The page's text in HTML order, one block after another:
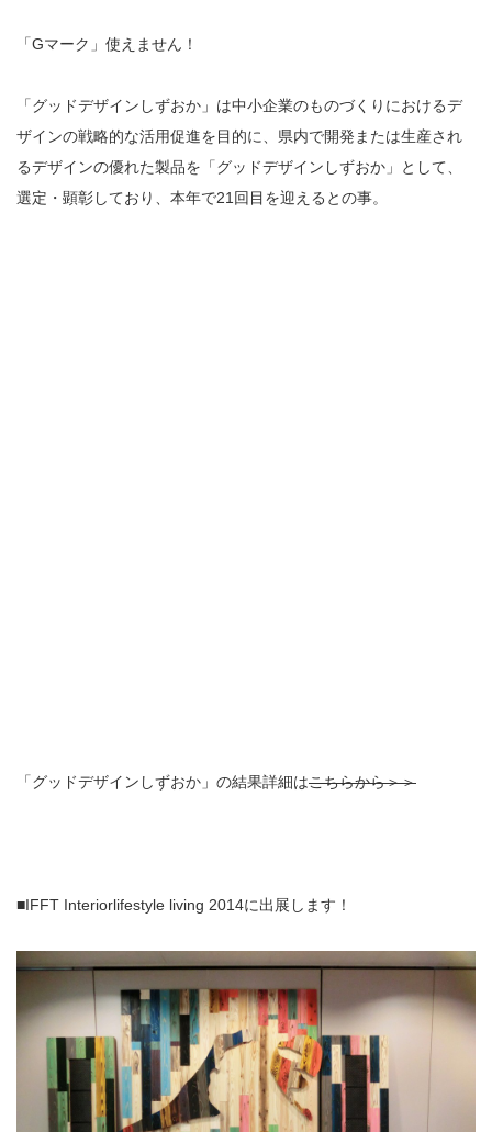
「Gマーク」使えません！
「グッドデザインしずおか」は中小企業のものづくりにおけるデ
ザインの戦略的な活用促進を目的に、県内で開発または生産され
るデザインの優れた製品を「グッドデザインしずおか」として、
選定・顕彰しており、本年で21回目を迎えるとの事。
「グッドデザインしずおか」の結果詳細はこちらから＞＞
■IFFT Interiorlifestyle living 2014に出展します！